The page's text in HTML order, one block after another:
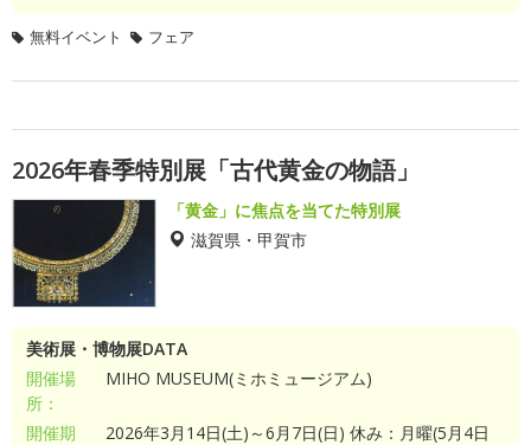
無料イベント フェア
2026年春季特別展「古代黄金の物語」
「黄金」に焦点を当てた特別展
滋賀県・甲賀市
美術展・博物展DATA
開催場
所：
MIHO MUSEUM(ミホミュージアム)
開催期
2026年3月14日(土)～6月7日(日) 休み：月曜(5月4日